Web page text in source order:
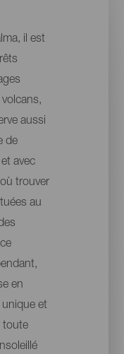
il est
aussi
de
avec
trouver
au
en
et
toute